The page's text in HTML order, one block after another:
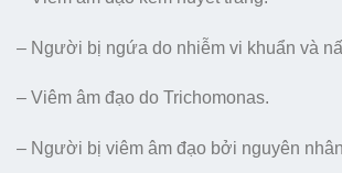
– Người bị ngứa do nhiễm vi khuẩn và
– Viêm âm đạo do Trichomonas.
– Người bị viêm âm đạo bởi nguyên